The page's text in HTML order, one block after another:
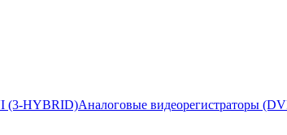
(3-HYBRID)Аналоговые видеорегистраторы